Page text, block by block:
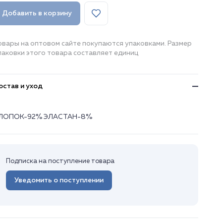
Добавить в корзину
на оптовом сайте покупаются упаковками. Размер
этого товара составляет единиц
и уход
92% ЭЛАСТАН-8%
Подписка на поступление товара
Уведомить о поступлении